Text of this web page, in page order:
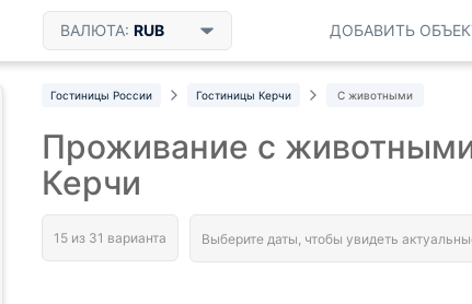
ВАЛЮТА: RUB ДОБАВИТЬ
Гостиницы России Гостиницы Керчи С животными
Проживание с
Керчи